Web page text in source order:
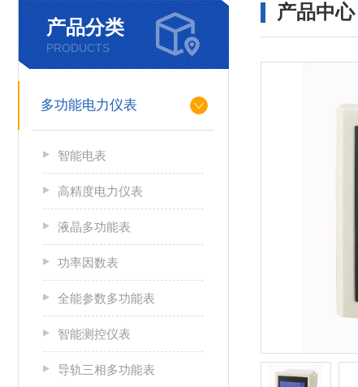
产品分类
PRODUCTS
多功能电力仪表
智能电表
高精度电力仪表
液晶多功能表
功率因数表
全能参数多功能表
智能测控仪表
导轨三相多功能表
产品中心